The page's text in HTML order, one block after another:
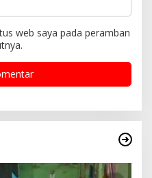
web saya pada peramban